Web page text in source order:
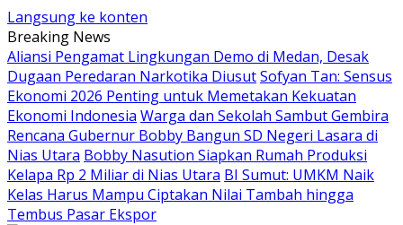
Langsung ke konten
Breaking News
Aliansi Pengamat Lingkungan Demo di Medan, Desak
Dugaan Peredaran Narkotika DiusutSofyan Tan: Sensus
Ekonomi 2026 Penting untuk Memetakan Kekuatan
Ekonomi Indonesia Warga dan Sekolah Sambut Gembira
Rencana Gubernur Bobby Bangun SD Negeri Lasara di
Nias Utara Bobby Nasution Siapkan Rumah Produksi
Kelapa Rp 2 Miliar di Nias Utara BI Sumut: UMKM Naik
Kelas Harus Mampu Ciptakan Nilai Tambah hingga
Tembus Pasar Ekspor